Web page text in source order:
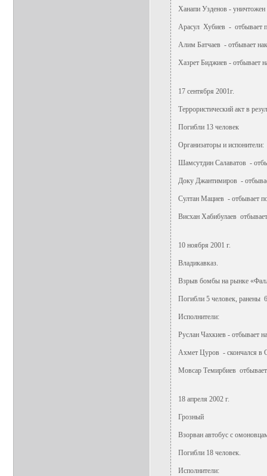
Ханапи Узденов - уничтожен
Арасул Хубиев - отбывает
Алим Батчаев - отбывает
Хазрет Биджиев - отбывает
17 сентября 2001г.
Террористический акт в
Погибли 13 человек
Организаторы и испонители:
Шамсутдин Салаватов -
Доку Джантимиров -
Султан Мациев - отбывает
Висхан Хабибулаев
10 ноября 2001 г.
Владикавказ.
Взрыв бомбы на рынке
Погибли 5 человек, ранены
Исполнители:
Руслан Чахкиев - отбывает
Ахмет Цуров - скончался в
Мовсар Темирбиев отбывает
18 апреля 2002 г.
Грозный
Взорван автобус с
Погибли 18 человек.
Исполнители: